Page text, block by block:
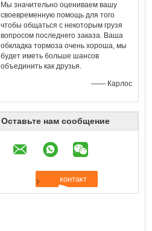
Мы значительно оцениваем вашу
своевременную помощь для того
чтобы общаться с некоторым грузя
вопросом последнего заказа. Ваша
обкладка тормоза очень хороша, мы
будет иметь больше шансов
объединить как друзья.
—— Карлос
Оставьте нам сообщение